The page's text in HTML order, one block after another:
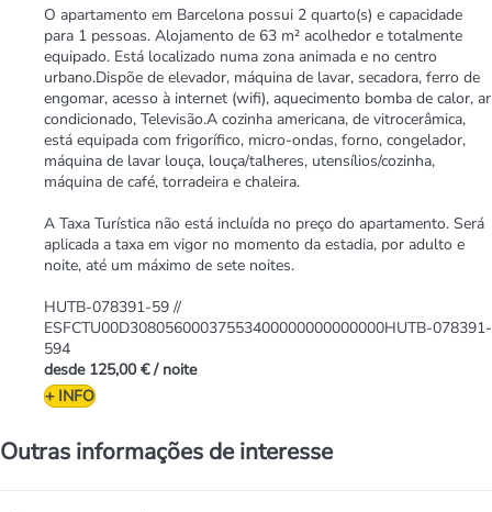
O apartamento em Barcelona possui 2 quarto(s) e capacidade
para 1 pessoas. Alojamento de 63 m² acolhedor e totalmente
equipado. Está localizado numa zona animada e no centro
urbano.Dispõe de elevador, máquina de lavar, secadora, ferro de
engomar, acesso à internet (wifi), aquecimento bomba de calor, ar
condicionado, Televisão.A cozinha americana, de vitrocerâmica,
está equipada com frigorífico, micro-ondas, forno, congelador,
máquina de lavar louça, louça/talheres, utensílios/cozinha,
máquina de café, torradeira e chaleira.
A Taxa Turística não está incluída no preço do apartamento. Será
aplicada a taxa em vigor no momento da estadia, por adulto e
noite, até um máximo de sete noites.
HUTB-078391-59 //
ESFCTU00D30805600037553400000000000000HUTB-078391-
594
desde 125,00 € / noite
+ INFO
Outras informações de interesse